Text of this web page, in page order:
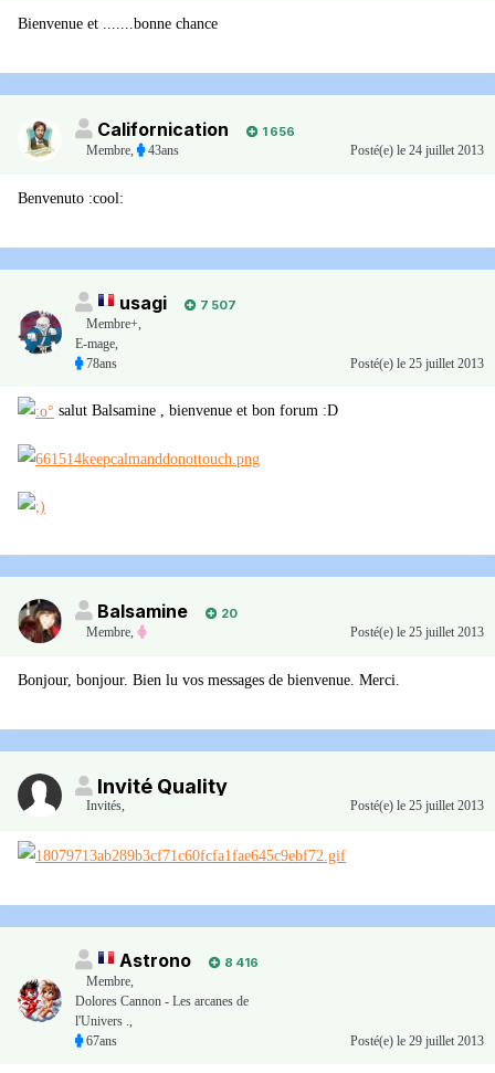
Bienvenue et .......bonne chance
Californication
1 656
Membre, 43ans Posté(e) le 24 juillet 2013
Benvenuto :cool:
usagi
7 507
Membre+,
E-mage,
78ans
Posté(e) le 25 juillet 2013
salut Balsamine , bienvenue et bon forum :D
Balsamine
20
Membre, Posté(e) le 25 juillet 2013
Bonjour, bonjour. Bien lu vos messages de bienvenue. Merci.
Invité Quality
Invités, Posté(e) le 25 juillet 2013
Astrono
8 416
Membre,
Dolores Cannon - Les arcanes de
l'Univers .,
67ans
Posté(e) le 29 juillet 2013